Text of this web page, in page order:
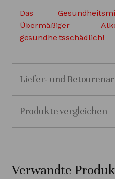
Das
Übermäßiger
gesundheitsschädlich!
Liefer- und
Produkte vergleichen
Verwandte